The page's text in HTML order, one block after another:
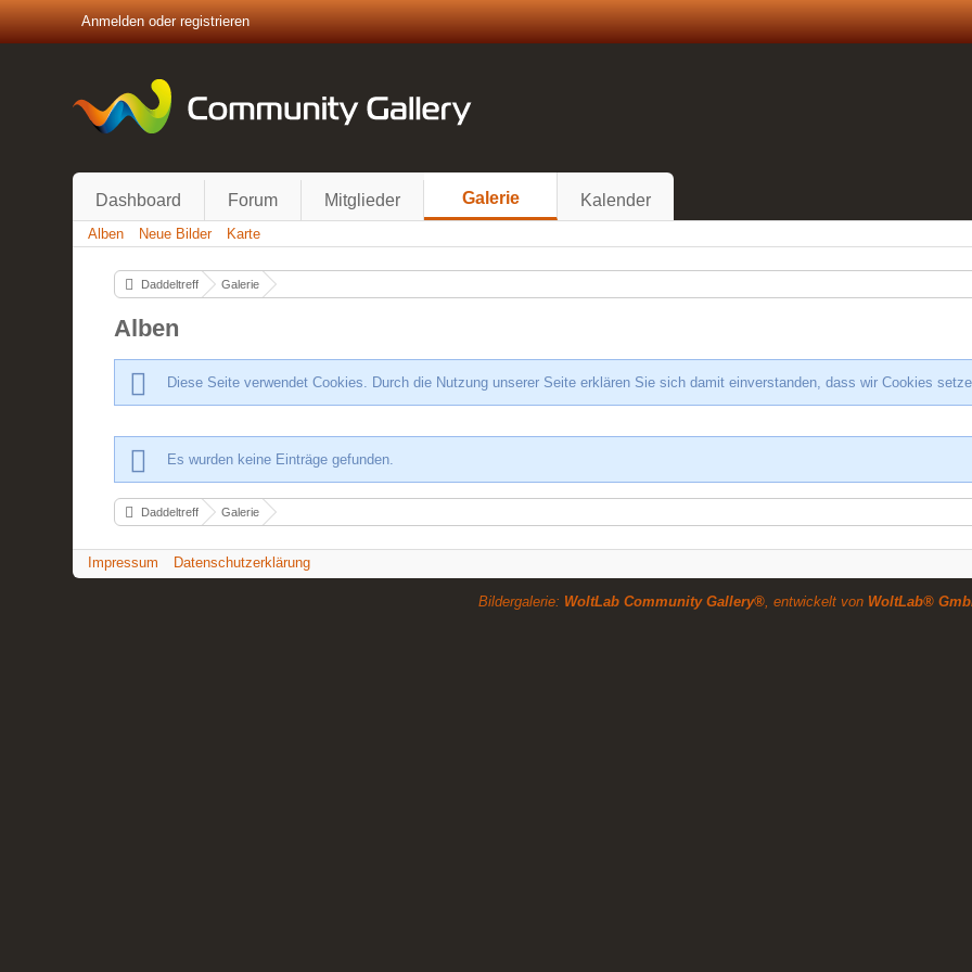
Anmelden oder registrieren
Dashboard Forum Mitglieder Galerie Kalender
Alben Neue Bilder Karte
Daddeltreff Galerie
Alben
Diese Seite verwendet Cookies. Durch die Nutzung unserer Seite erklären Sie sich damit einverstanden, dass wir Cookies
Es wurden keine Einträge gefunden.
Daddeltreff Galerie
Impressum Datenschutzerklärung
Bildergalerie: WoltLab Community Gallery®, entwickelt von WoltLab®